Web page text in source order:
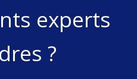
experts
?